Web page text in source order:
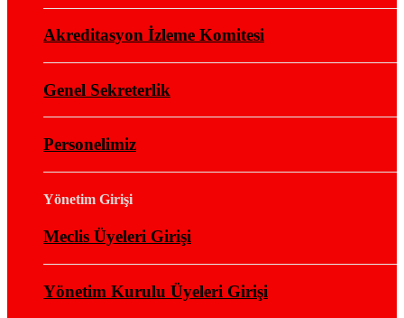
Akreditasyon İzleme Komitesi
Genel Sekreterlik
Personelimiz
Yönetim Girişi
Meclis Üyeleri Girişi
Yönetim Kurulu Üyeleri Girişi